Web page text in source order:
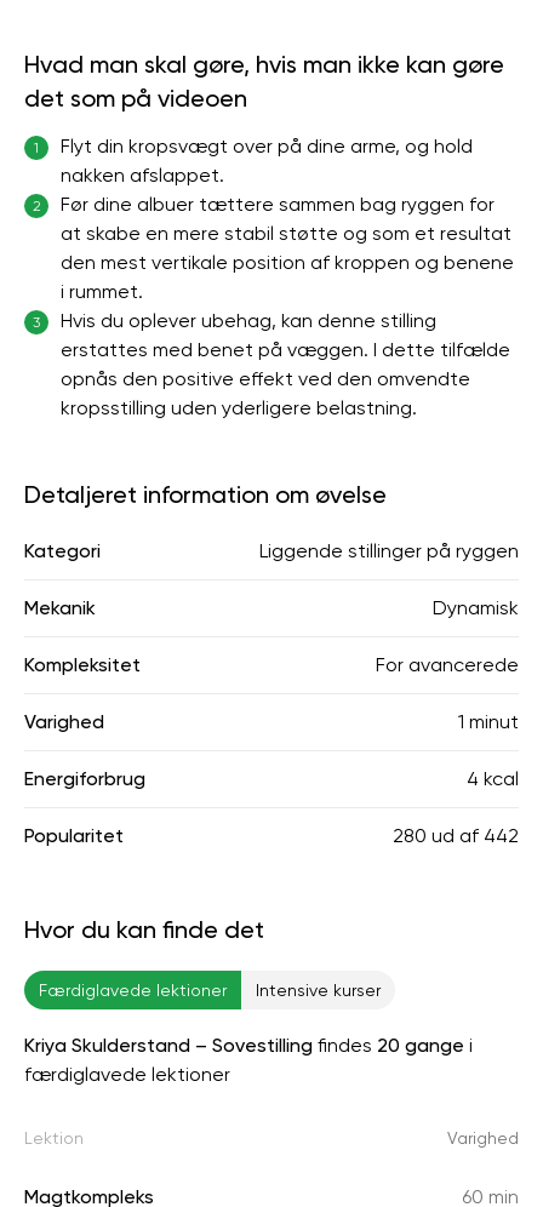
Hvad man skal gøre, hvis man ikke kan gøre
det som på videoen
1
Flyt din kropsvægt over på dine arme, og hold
nakken afslappet.
2
Før dine albuer tættere sammen bag ryggen for
at skabe en mere stabil støtte og som et resultat
den mest vertikale position af kroppen og benene
i rummet.
3
Hvis du oplever ubehag, kan denne stilling
erstattes med benet på væggen. I dette tilfælde
opnås den positive effekt ved den omvendte
kropsstilling uden yderligere belastning.
Detaljeret information om øvelse
Kategori Liggende stillinger på ryggen
Mekanik Dynamisk
Kompleksitet For avancerede
Varighed 1 minut
Energiforbrug 4 kcal
Popularitet 280 ud af 442
Hvor du kan finde det
Færdiglavede lektioner Intensive kurser
Kriya Skulderstand – Sovestilling findes 20 gange i
færdiglavede lektioner
Lektion Varighed
Magtkompleks 60 min